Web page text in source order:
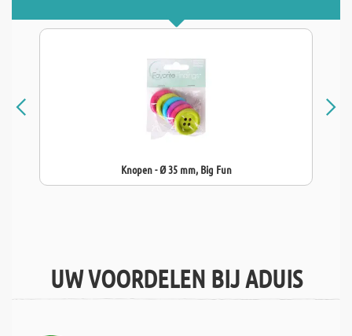
Knopen - Ø 35 mm, Big Fun
UW VOORDELEN BIJ ADUIS